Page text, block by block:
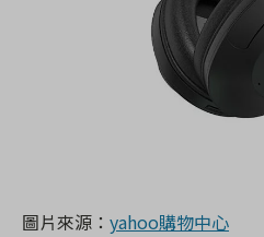
圖片來源： yahoo購物中心